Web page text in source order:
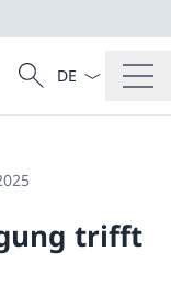
Suche
Suche
Sprach
trifft